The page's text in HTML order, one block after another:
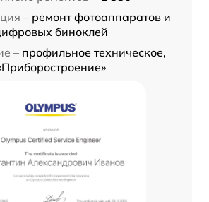
– ремонт фотоаппаратов и
биноклей
– профильное техническое,